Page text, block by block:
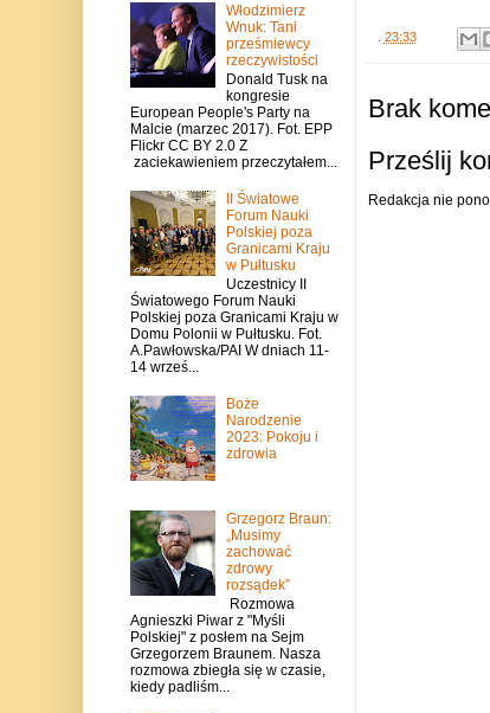
. 23:33
Brak
Prześlij
Redakcja nie
Włodzimierz
Wnuk: Tani
prześmiewcy
rzeczywistości
Donald Tusk na
kongresie
European People's Party na
Malcie (marzec 2017). Fot. EPP
Flickr CC BY 2.0 Z
zaciekawieniem przeczytałem...
II Światowe
Forum Nauki
Polskiej poza
Granicami Kraju
w Pułtusku
Uczestnicy II
Światowego Forum Nauki
Polskiej poza Granicami Kraju w
Domu Polonii w Pułtusku. Fot.
A.Pawłowska/PAI W dniach 11-
14 wrześ...
Boże
Narodzenie
2023: Pokoju i
zdrowia
Grzegorz Braun:
„Musimy
zachować
zdrowy
rozsądek”
Rozmowa
Agnieszki Piwar z "Myśli
Polskiej" z posłem na Sejm
Grzegorzem Braunem. Nasza
rozmowa zbiegła się w czasie,
kiedy padliśm...